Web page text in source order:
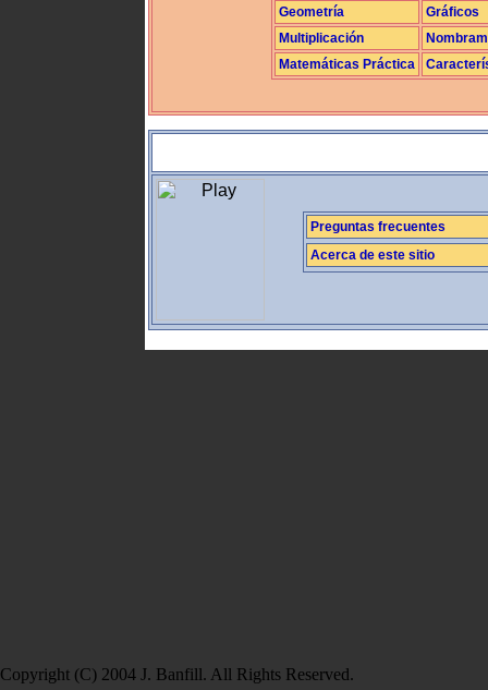
Geometría
Gráficos
Multiplicación
Matemáticas Práctica
Preguntas frecuentes
Acerca de este sitio
Copyright (C) 2004 J. Banfill. All Rights Reserved.